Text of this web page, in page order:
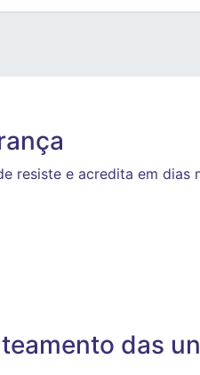
resiste e acredita em dias
das